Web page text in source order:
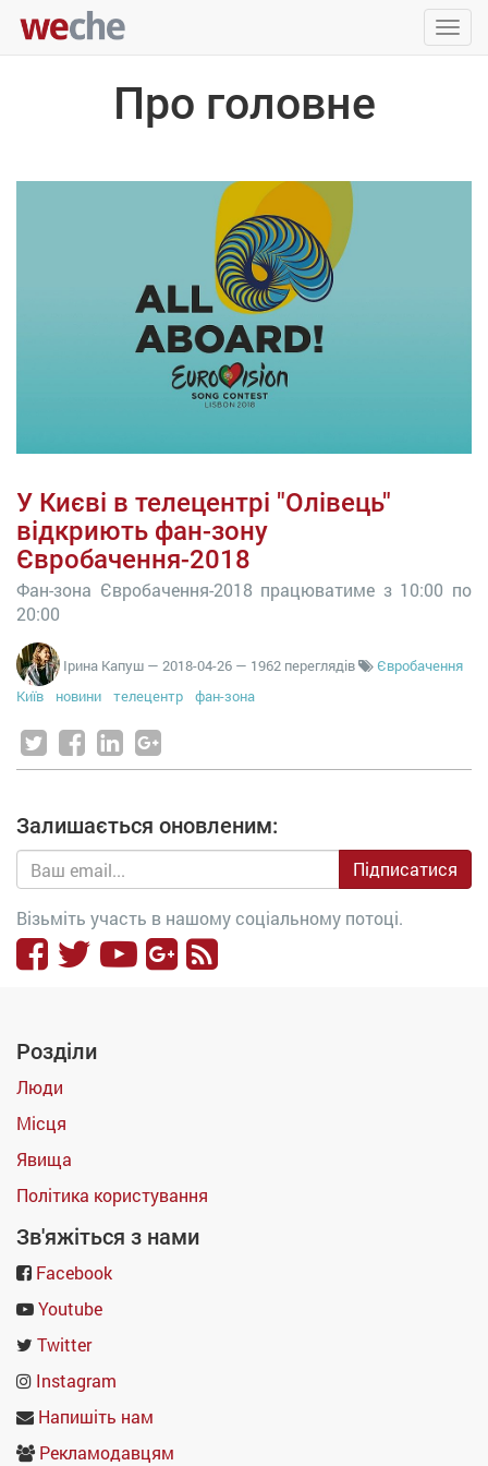
Про головне
У Києві в телецентрі "Олівець"
відкриють фан-зону
Євробачення-2018
Фан-зона Євробачення-2018 працюватиме з 10:00 по
20:00
Ірина Капуш — 2018-04-26 — 1962 переглядів
Євробачення
Київ
новини телецентр фан-зона
Залишається оновленим:
Підписатися
Візьміть участь в нашому соціальному потоці.
Розділи
Люди
Місця
Явища
Політика користування
Зв'яжіться з нами
Facebook
Youtube
Twitter
Instagram
Напишіть нам
Рекламодавцям